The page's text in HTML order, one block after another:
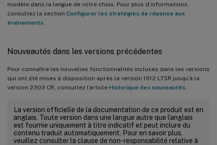
modèle dans la langue de votre choix. Pour plus d’informations,
consultez la section Configurer les stratégies de réponse aux
événements
Nouveautés dans les versions précédentes
Pour connaître les nouvelles fonctionnalités incluses dans les versions
qui ont été mises à disposition après la version 1912 LTSR jusqu’à la
version 2303 CR, consultez l’article Historique des nouveautés
La version officielle de la documentation de ce produit est en
anglais. Toute version dans une langue autre que l’anglais
est fournie uniquement à titre indicatif et peut inclure du
contenu traduit automatiquement. Pour en savoir plus,
veuillez consulter la clause de non-responsabilité relative à